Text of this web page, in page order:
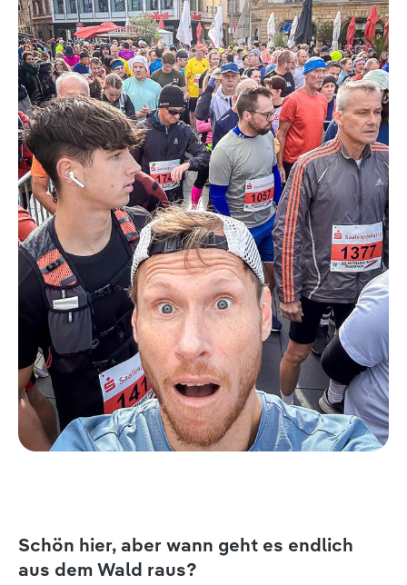
Schön hier, aber wann geht es endlich
aus dem Wald raus?